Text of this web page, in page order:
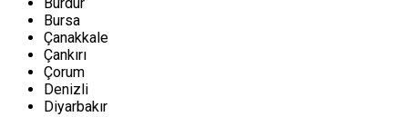
Bursa
Çanakkale
Çankırı
Çorum
Denizli
Diyarbakır